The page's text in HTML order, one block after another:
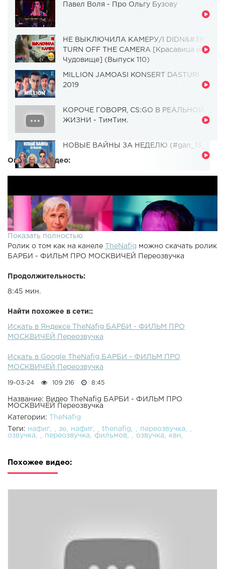
Павел Воля - Про Ольгу Бузову
НЕ ВЫКЛЮЧИЛА КАМЕРУ/I DIDN&#39;T
TURN OFF THE CAMERA [Красавица и
Чудовище] (Выпуск 110)
MILLION JAMOASI KONSERT DASTURI
2019
КОРОЧЕ ГОВОРЯ, CS:GO В РЕАЛЬНОЙ
ЖИЗНИ - ТимТим.
НОВЫЕ ВАЙНЫ ЗА НЕДЕЛЮ (#gan_13_)
Описание видео:
Показать полностью
Ролик о том как на канеле
TheNafig можно скачать ролик
БАРБИ - ФИЛЬМ ПРО МОСКВИЧЕЙ Переозвучка
Продолжительность:
8:45 мин.
Найти похожее в сети::
Искать в Яндексе TheNafig БАРБИ - ФИЛЬМ ПРО
МОСКВИЧЕЙ Переозвучка
Искать в Google TheNafig БАРБИ - ФИЛЬМ ПРО
МОСКВИЧЕЙ Переозвучка
19-03-24 109 216 8:45
Название: Видео TheNafig БАРБИ - ФИЛЬМ ПРО
МОСКВИЧЕЙ Переозвучка
Категории:
TheNafig
Теги: нафиг зе нафиг thenafig
переозвучка
озвучка
переозвучка фильмов озвучка квн
Похожее видео: